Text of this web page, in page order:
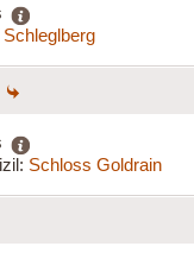
Schloss Goldrain